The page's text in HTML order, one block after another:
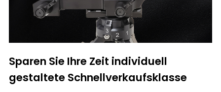
Sparen Sie Ihre Zeit individuell
gestaltete Schnellverkaufsklasse